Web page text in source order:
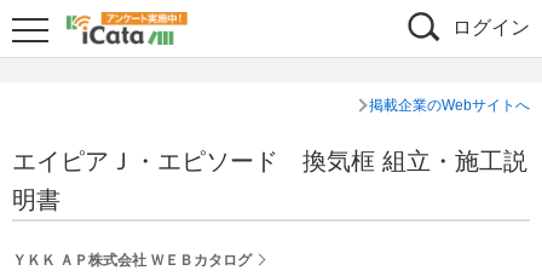
ログイン
掲載企業のWebサイトへ
エイピアＪ・エピソード 換気框 組立・施工説
明書
ＹＫＫ ＡＰ株式会社 ＷＥＢカタログ